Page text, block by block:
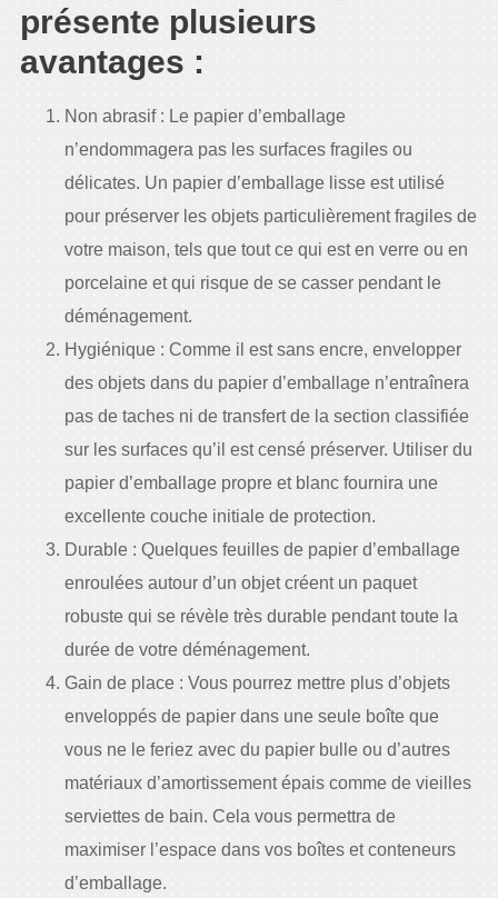
présente plusieurs
avantages :
Non abrasif : Le papier d’emballage
n’endommagera pas les surfaces fragiles ou
délicates. Un papier d’emballage lisse est utilisé
pour préserver les objets particulièrement fragiles de
votre maison, tels que tout ce qui est en verre ou en
porcelaine et qui risque de se casser pendant le
déménagement.
Hygiénique : Comme il est sans encre, envelopper
des objets dans du papier d’emballage n’entraînera
pas de taches ni de transfert de la section classifiée
sur les surfaces qu’il est censé préserver. Utiliser du
papier d’emballage propre et blanc fournira une
excellente couche initiale de protection.
Durable : Quelques feuilles de papier d’emballage
enroulées autour d’un objet créent un paquet
robuste qui se révèle très durable pendant toute la
durée de votre déménagement.
Gain de place : Vous pourrez mettre plus d’objets
enveloppés de papier dans une seule boîte que
vous ne le feriez avec du papier bulle ou d’autres
matériaux d’amortissement épais comme de vieilles
serviettes de bain. Cela vous permettra de
maximiser l’espace dans vos boîtes et conteneurs
d’emballage.